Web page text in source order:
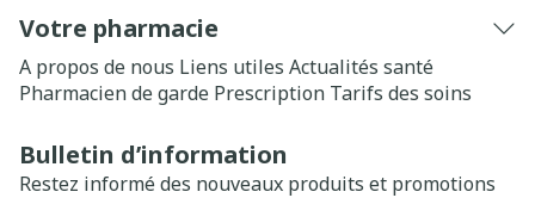
Votre pharmacie
A propos de nous Liens utiles Actualités santé
Pharmacien de garde Prescription Tarifs des soins
Bulletin d’information
Restez informé des nouveaux produits et promotions